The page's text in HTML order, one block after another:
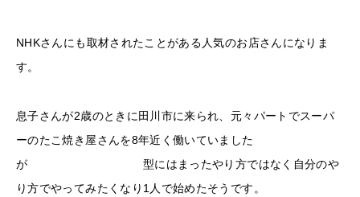
NHKさんにも取材されたことがある人気のお店さんになりま
す。
息子さんが2歳のときに田川市に来られ、元々パートでスーパ
ーのたこ焼き屋さんを8年近く働いていました
が 型にはまったやり方ではなく自分のや
り方でやってみたくなり1人で始めたそうです。